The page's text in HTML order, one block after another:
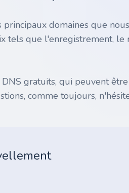
domaines que
tels que l'enregistrement,
gratuits, qui peuvent
comme toujours,